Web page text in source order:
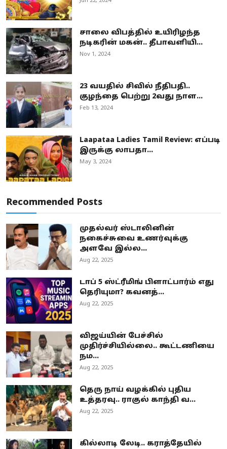
சாலை விபத்தில் உயிரிழந்த
நடிகரின் மகன்.. தீபாவளியி...
Nov 1, 2024
23 வயதில் சிவில் நீதிபதி..
குழந்தை பெற்று 2வது நாள...
Feb 13, 2024
Laapataa Ladies Tamil Review: எப்படி
இருக்கு லாபதா...
May 3, 2024
Recommended Posts
முதல்வர் ஸ்டாலினின்
நகைச்சுவை உணர்வுக்கு
அளவே இல்ல...
Aug 22, 2025
டாப் 5 ஸ்ட்ரீமிங் பிளாட்பார்ம் எது
தெரியுமா? கவனத்...
Aug 22, 2025
விஜய்யின் பேச்சில்
முதிர்ச்சியில்லை.. கூட்டணியை
நம...
Aug 22, 2025
தெரு நாய் வழக்கில் புதிய
உத்தரவு.. ராகுல் காந்தி வ...
Aug 22, 2025
கில்லாடி லேடி.. கராத்தேயில்